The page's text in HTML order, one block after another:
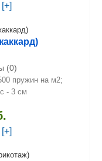
(0)
пружин на м2;
- 3 см